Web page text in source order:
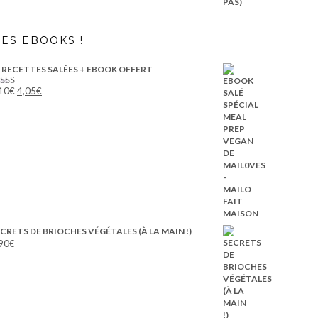
EBOOKS !
RECETTES SALÉES + EBOOK OFFERT
5.00
€Le
4,05€
DE BRIOCHES VÉGÉTALES (À LA MAIN !)
€